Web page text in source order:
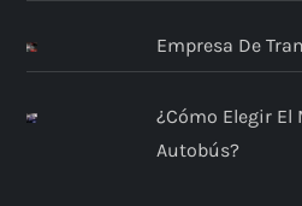
Empresa De
¿Cómo Elegir El
Autobús?